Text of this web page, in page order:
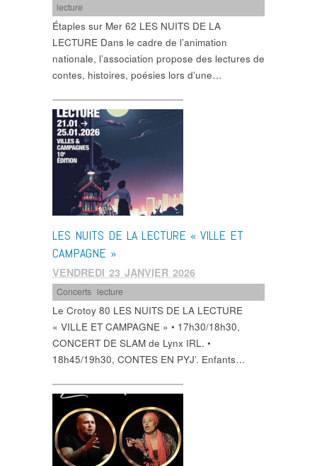
lecture
Étaples sur Mer 62 LES NUITS DE LA
LECTURE Dans le cadre de l’animation
nationale, l’association propose des lectures de
contes, histoires, poésies lors d’une…
LES NUITS DE LA LECTURE « VILLE ET
CAMPAGNE »
VENDREDI 23 JANVIER 2026
Concerts lecture
Le Crotoy 80 LES NUITS DE LA LECTURE
« VILLE ET CAMPAGNE » • 17h30/18h30,
CONCERT DE SLAM de Lynx IRL. •
18h45/19h30, CONTES EN PYJ’. Enfants…